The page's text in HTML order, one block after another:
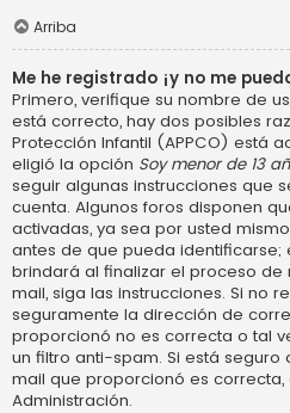
Arriba
Me he registrado ¡y no me
Primero, verifique su nombre de
está correcto, hay dos posibles
Protección Infantil (APPCO) está
eligió la opción Soy menor de 13
seguir algunas instrucciones que
cuenta. Algunos foros disponen
activadas, ya sea por usted
antes de que pueda identificarse;
brindará al finalizar el proceso de
mail, siga las instrucciones. Si no
seguramente la dirección de
proporcionó no es correcta o tal
un filtro anti-spam. Si está
mail que proporcionó es correcta,
Administración.